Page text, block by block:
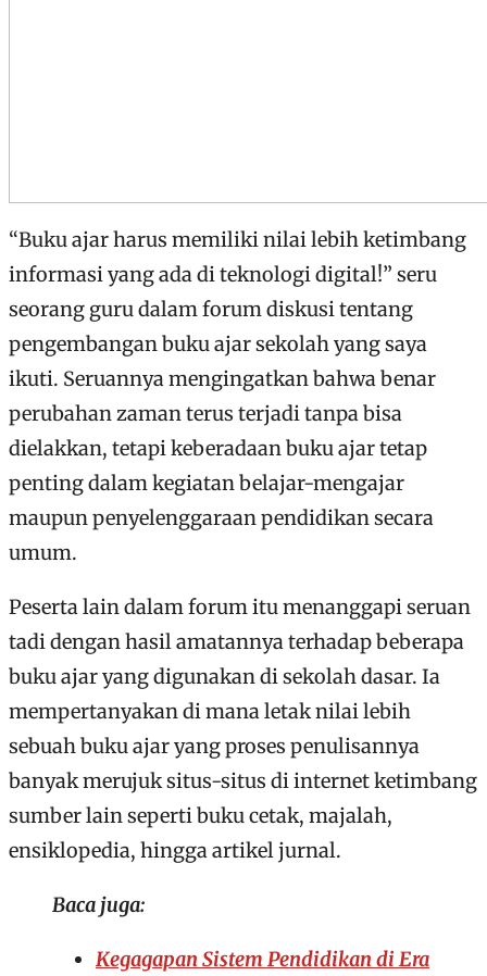
“Buku ajar harus memiliki nilai lebih ketimbang
informasi yang ada di teknologi digital!” seru
seorang guru dalam forum diskusi tentang
pengembangan buku ajar sekolah yang saya
ikuti. Seruannya mengingatkan bahwa benar
perubahan zaman terus terjadi tanpa bisa
dielakkan, tetapi keberadaan buku ajar tetap
penting dalam kegiatan belajar-mengajar
maupun penyelenggaraan pendidikan secara
umum.
Peserta lain dalam forum itu menanggapi seruan
tadi dengan hasil amatannya terhadap beberapa
buku ajar yang digunakan di sekolah dasar. Ia
mempertanyakan di mana letak nilai lebih
sebuah buku ajar yang proses penulisannya
banyak merujuk situs-situs di internet ketimbang
sumber lain seperti buku cetak, majalah,
ensiklopedia, hingga artikel jurnal.
Baca juga:
Kegagapan Sistem Pendidikan di Era